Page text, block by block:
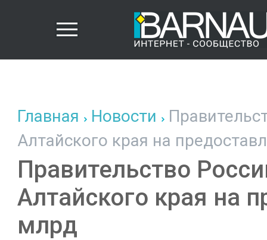
Главная Новости
Алтайского края на
Правительство
Алтайского края на
млрд